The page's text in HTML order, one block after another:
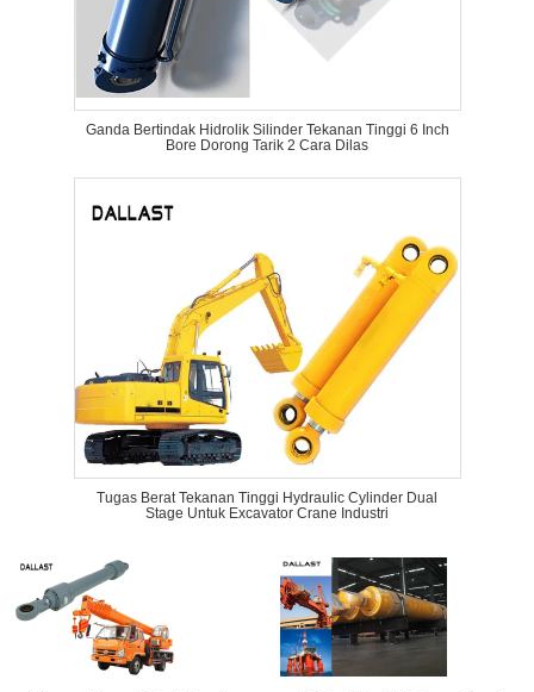
Ganda Bertindak Hidrolik Silinder Tekanan Tinggi 6 Inch
Bore Dorong Tarik 2 Cara Dilas
Tugas Berat Tekanan Tinggi Hydraulic Cylinder Dual
Stage Untuk Excavator Crane Industri